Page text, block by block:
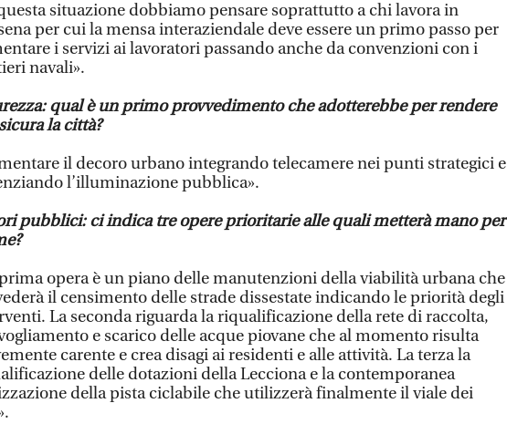
situazione dobbiamo pensare soprattutto a chi lavora in
per cui la mensa interaziendale deve essere un primo passo per
i servizi ai lavoratori passando anche da convenzioni con i
navali».
qual è un primo provvedimento che adotterebbe per rendere
la città?
il decoro urbano integrando telecamere nei punti strategici e
l’illuminazione pubblica».
pubblici: ci indica tre opere prioritarie alle quali metterà mano per
opera è un piano delle manutenzioni della viabilità urbana che
il censimento delle strade dissestate indicando le priorità degli
La seconda riguarda la riqualificazione della rete di raccolta,
e scarico delle acque piovane che al momento risulta
carente e crea disagi ai residenti e alle attività. La terza la
delle dotazioni della Lecciona e la contemporanea
della pista ciclabile che utilizzerà finalmente il viale dei